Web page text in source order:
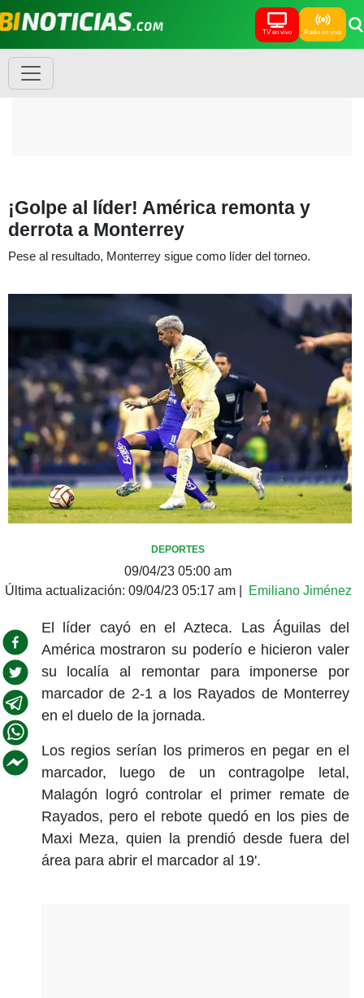
TV en vivo Radio en vivo
¡Golpe al líder! América remonta y
derrota a Monterrey
Pese al resultado, Monterrey sigue como líder del torneo.
DEPORTES
09/04/23 05:00 am
Última actualización: 09/04/23 05:17 am| Emiliano Jiménez
El líder cayó en el Azteca. Las Águilas del
América mostraron su poderío e hicieron valer
su localía al remontar para imponerse por
marcador de 2-1 a los Rayados de Monterrey
en el duelo de la jornada.
Los regios serían los primeros en pegar en el
marcador, luego de un contragolpe letal,
Malagón logró controlar el primer remate de
Rayados, pero el rebote quedó en los pies de
Maxi Meza, quien la prendió desde fuera del
área para abrir el marcador al 19'.